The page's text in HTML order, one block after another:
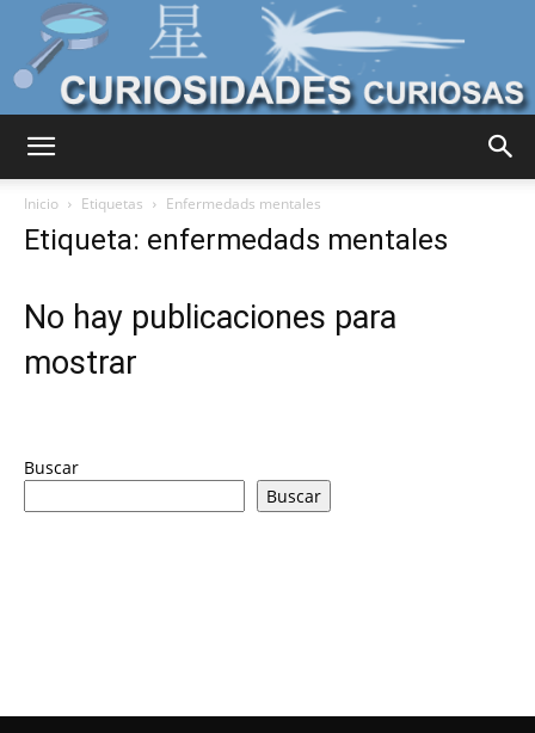
Mundo
Inicio Etiquetas Enfermedads mentales
Etiqueta: enfermedads mentales
No hay publicaciones para
mostrar
Buscar
Buscar